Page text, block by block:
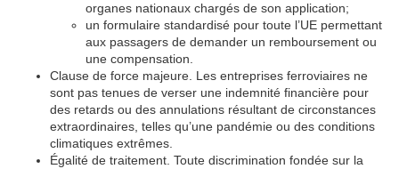
organes nationaux chargés de son application;
un formulaire standardisé pour toute l’UE permettant
aux passagers de demander un remboursement ou
une compensation.
Clause de force majeure. Les entreprises ferroviaires ne
sont pas tenues de verser une indemnité financière pour
des retards ou des annulations résultant de circonstances
extraordinaires, telles qu’une pandémie ou des conditions
climatiques extrêmes.
Égalité de traitement. Toute discrimination fondée sur la